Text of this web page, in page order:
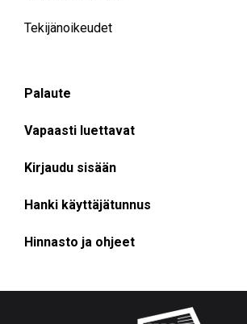
Tekijänoikeudet
Palaute
Vapaasti luettavat
Kirjaudu sisään
Hanki käyttäjätunnus
Hinnasto ja ohjeet